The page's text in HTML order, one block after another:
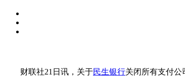
财联社21日讯，关于民生银行关闭所有支付公